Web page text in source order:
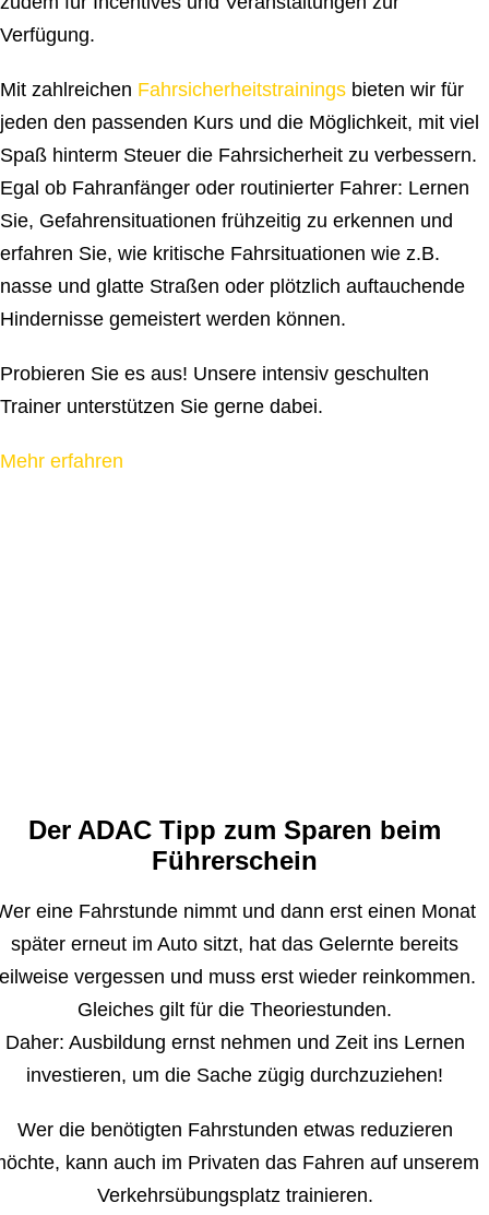
Verfügung.
Mit zahlreichen Fahrsicherheitstrainings bieten wir für
jeden den passenden Kurs und die Möglichkeit, mit viel
Spaß hinterm Steuer die Fahrsicherheit zu verbessern.
Egal ob Fahranfänger oder routinierter Fahrer: Lernen
Sie, Gefahrensituationen frühzeitig zu erkennen und
erfahren Sie, wie kritische Fahrsituationen wie z.B.
nasse und glatte Straßen oder plötzlich auftauchende
Hindernisse gemeistert werden können.
Probieren Sie es aus! Unsere intensiv geschulten
Trainer unterstützen Sie gerne dabei.
Mehr erfahren
Der ADAC Tipp zum Sparen beim
Führerschein
eine Fahrstunde nimmt und dann erst einen Monat
später erneut im Auto sitzt, hat das Gelernte bereits
vergessen und muss erst wieder reinkommen.
Gleiches gilt für die Theoriestunden.
Daher: Ausbildung ernst nehmen und Zeit ins Lernen
investieren, um die Sache zügig durchzuziehen!
Wer die benötigten Fahrstunden etwas reduzieren
kann auch im Privaten das Fahren auf unserem
Verkehrsübungsplatz trainieren.